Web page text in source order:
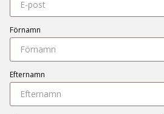
Förnamn
Efternamn